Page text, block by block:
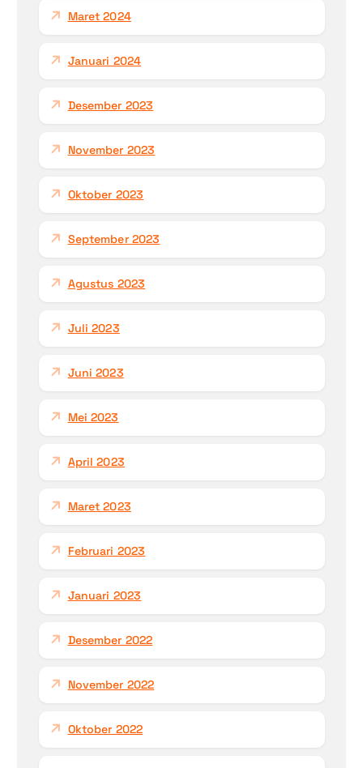
Maret 2024
Januari 2024
Desember 2023
November 2023
Oktober 2023
September 2023
Agustus 2023
Juli 2023
Juni 2023
Mei 2023
April 2023
Maret 2023
Februari 2023
Januari 2023
Desember 2022
November 2022
Oktober 2022